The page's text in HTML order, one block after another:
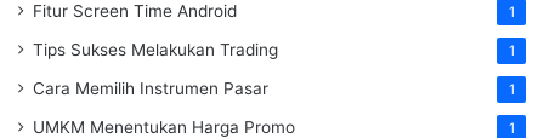
Fitur Screen Time Android 1
Tips Sukses Melakukan Trading 1
Cara Memilih Instrumen Pasar 1
UMKM Menentukan Harga Promo 1